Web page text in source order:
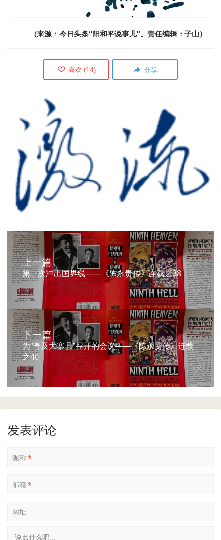
（来源： 今日头条“阳和平说事儿”。责任编辑：子山）
喜欢 (14) 分享
上一篇
第二次冲出国界线——《陈永贵传》连载之38
下一篇
为“普及大寨县”召开的会议——《陈永贵传》连载
之40
发表评论
昵称*
邮箱 *
网址